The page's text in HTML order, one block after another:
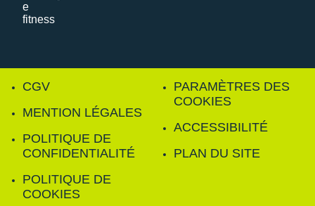
CGV
MENTION LÉGALES
POLITIQUE DE
CONFIDENTIALITÉ
POLITIQUE DE
COOKIES
PARAMÈTRES DES
COOKIES
ACCESSIBILITÉ
PLAN DU SITE